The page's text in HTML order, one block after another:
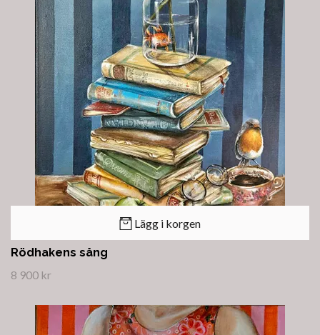
Lägg i korgen
Rödhakens sång
8 900 kr